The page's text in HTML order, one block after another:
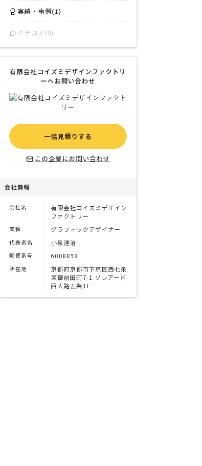
実績・事例(1)
クチコミ(0)
有限会社コイズミデザインファクトリ
ーへお問い合わせ
一括見積りする
この企業にお問い合わせ
会社情報
会社名
有限会社コイズミデザイン
ファクトリー
業種 グラフィックデザイナー
代表者名 小泉達治
郵便番号 6008898
所在地
京都府京都市下京区西七条
東御前田町7-1 ソレアード
西大路五条1F